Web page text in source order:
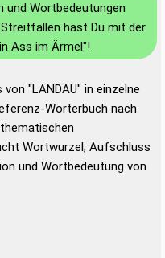
und Wortbedeutungen
Streitfällen hast Du mit der
Ass im Ärmel"!
"LANDAU" in einzelne
Wörterbuch nach
Wortwurzel, Aufschluss
und Wortbedeutung von